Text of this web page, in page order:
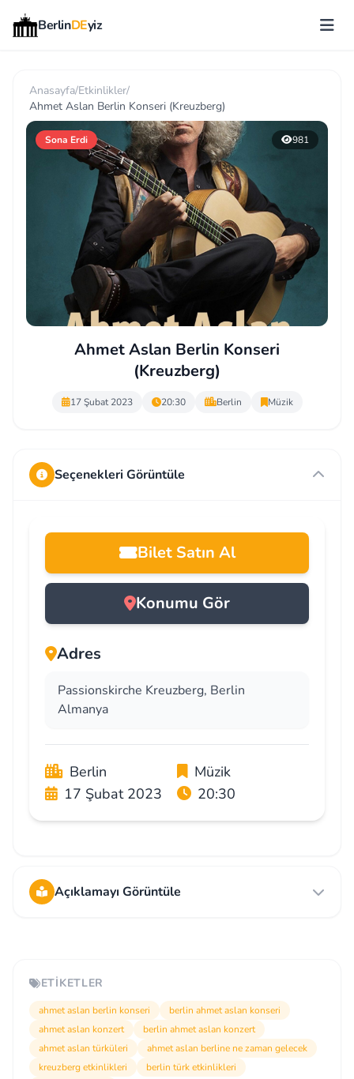
BerlinDEyiz
Anasayfa/Etkinlikler/
Ahmet Aslan Berlin Konseri (Kreuzberg)
Sona Erdi 981
Ahmet Aslan Berlin Konseri
(Kreuzberg)
17 Şubat 2023 20:30 Berlin Müzik
Seçenekleri Görüntüle
Bilet Satın Al
Konumu Gör
Adres
Passionskirche Kreuzberg, Berlin
Almanya
Berlin
Müzik
17 Şubat 2023
20:30
Açıklamayı Görüntüle
ETIKETLER
ahmet aslan berlin konseri
berlin ahmet aslan konseri
ahmet aslan konzert
berlin ahmet aslan konzert
ahmet aslan türküleri
ahmet aslan berline ne zaman gelecek
kreuzberg etkinlikleri
berlin türk etkinlikleri